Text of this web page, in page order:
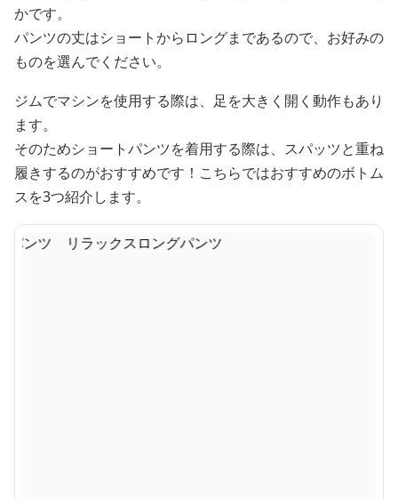
かです。
パンツの丈はショートからロングまであるので、お好みの
ものを選んでください。
ジムでマシンを使用する際は、足を大きく開く動作もあり
ます。
そのためショートパンツを着用する際は、スパッツと重ね
履きするのがおすすめです！こちらではおすすめのボトム
スを3つ紹介します。